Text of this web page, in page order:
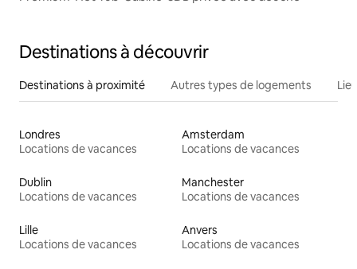
Destinations à découvrir
Destinations à proximité Autres types de logements
Londres
Locations de vacances
Amsterdam
Locations de vacances
Dublin
Locations de vacances
Manchester
Locations de vacances
Lille
Locations de vacances
Anvers
Locations de vacances